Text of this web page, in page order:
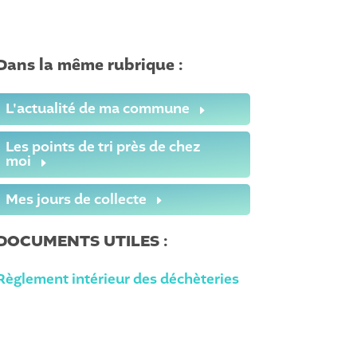
la même rubrique :
L'actualité de ma commune
Les points de tri près de chez
moi
Mes jours de collecte
UTILES :
intérieur des déchèteries